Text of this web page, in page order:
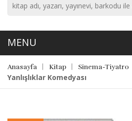
Anasayfa Kitap Sinema-Tiyatro
Yanlışlıklar Komedyası